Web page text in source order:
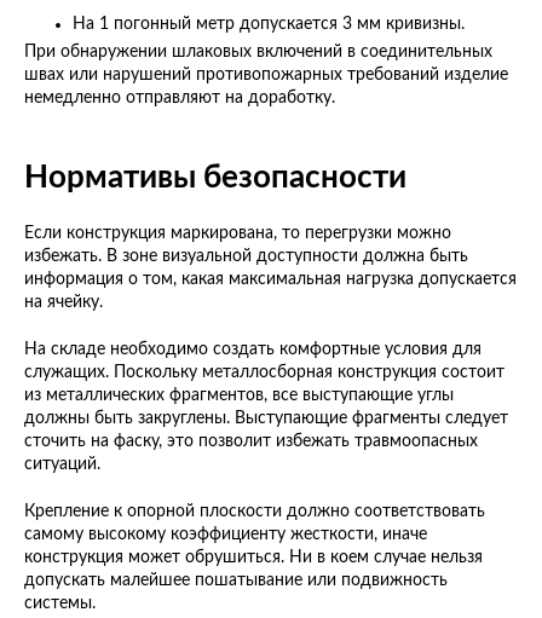
На 1 погонный метр допускается 3 мм кривизны.
При обнаружении шлаковых включений в соединительных
швах или нарушений противопожарных требований изделие
немедленно отправляют на доработку.
Нормативы безопасности
Если конструкция маркирована, то перегрузки можно
избежать. В зоне визуальной доступности должна быть
информация о том, какая максимальная нагрузка допускается
на ячейку.
На складе необходимо создать комфортные условия для
служащих. Поскольку металлосборная конструкция состоит
из металлических фрагментов, все выступающие углы
должны быть закруглены. Выступающие фрагменты следует
сточить на фаску, это позволит избежать травмоопасных
ситуаций.
Крепление к опорной плоскости должно соответствовать
самому высокому коэффициенту жесткости, иначе
конструкция может обрушиться. Ни в коем случае нельзя
допускать малейшее пошатывание или подвижность
системы.